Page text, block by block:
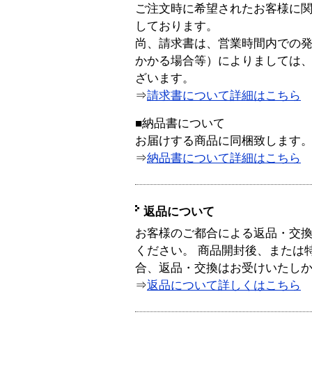
ご注文時に希望されたお客様に
しております。
尚、請求書は、営業時間内での
かかる場合等）によりましては
ざいます。
⇒請求書について詳細はこちら
■納品書について
お届けする商品に同梱致します。
⇒納品書について詳細はこちら
返品について
お客様のご都合による返品・交
ください。 商品開封後、または
合、返品・交換はお受けいたし
⇒返品について詳しくはこちら